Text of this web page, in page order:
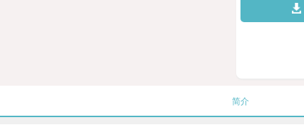
简介